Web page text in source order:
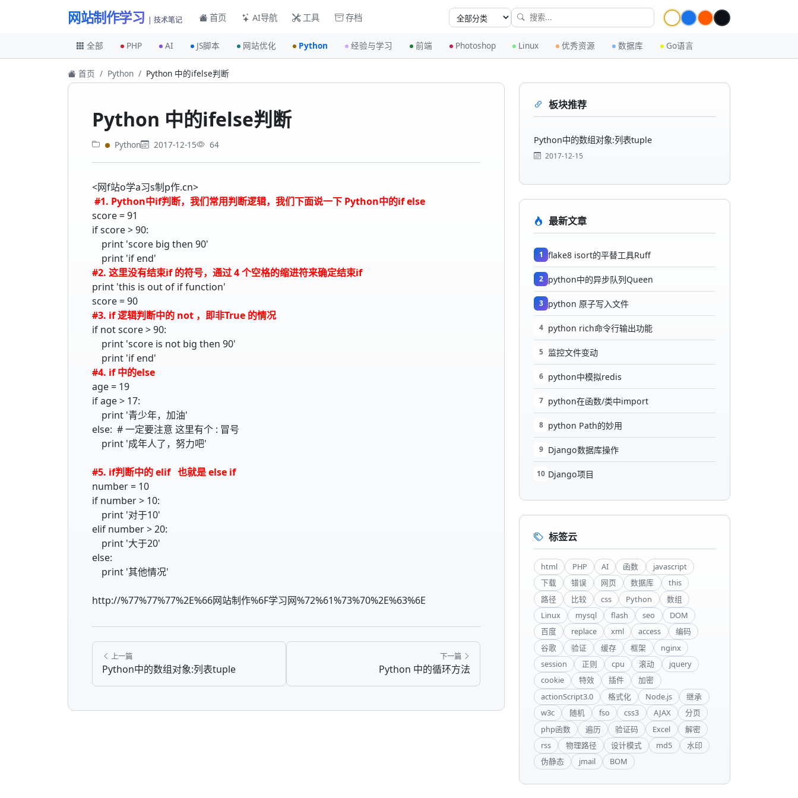
网站制作学习 | 技术笔记 首页 AI导航 工具 存档
全部 PHP AI JS脚本 网站优化 Python 经验与学习 前端 Photoshop Linux 优秀资源 数据库 Go语言
首页 Python Python 中的ifelse判断
Python 中的ifelse判断
Python 2017-12-15 64
<网f站o学a习s制p作.cn>
#1. Python中if判断，我们常用判断逻辑，我们下面说一下 Python中的if else
score = 91
if score > 90:
print 'score big then 90'
print 'if end'
#2. 这里没有结束if 的符号，通过 4 个空格的缩进符来确定结束if
print 'this is out of if function'
score = 90
#3. if 逻辑判断中的 not ，即非True 的情况
if not score > 90:
print 'score is not big then 90'
print 'if end'
#4. if 中的else
age = 19
if age > 17:
print '青少年，加油'
else: # 一定要注意 这里有个 : 冒号
print '成年人了，努力吧'
#5. if判断中的 elif 也就是 else if
number = 10
if number > 10:
print '对于10'
elif number > 20:
print '大于20'
else:
print '其他情况'
http://%77%77%77%2E%66网站制作%6F学习网%72%61%73%70%2E%63%6E
上一篇
Python中的数组对象:列表tuple
下一篇
Python 中的循环方法
板块推荐
Python中的数组对象:列表tuple
2017-12-15
最新文章
1 flake8 isort的平替工具Ruff
2 python中的异步队列Queen
3 python 原子写入文件
4 python rich命令行输出功能
5 监控文件变动
6 python中模拟redis
7 python在函数/类中import
8 python Path的妙用
9 Django数据库操作
10 Django项目
标签云
html PHP AI 函数
javascript
下载
错误 网页 数据库
this
路径
比较 css Python
数组
Linux
mysql flash seo
DOM
百度
replace xml access
编码
谷歌
验证 缓存 框架
nginx
session
正则 cpu 滚动
jquery
cookie
特效 插件
加密
actionScript3.0
格式化 Node.js
继承
w3c
随机 fso css3 AJAX
分页
php函数
遍历 验证码 Excel
解密
rss
物理路径 设计模式 md5
水印
伪静态
jmail BOM